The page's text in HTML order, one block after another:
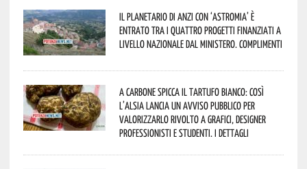
Il Planetario di Anzi con ‘Astromia’ è
entrato tra i quattro progetti finanziati a
livello nazionale dal Ministero. Complimenti
A Carbone spicca il tartufo bianco: così
l’Alsia lancia un avviso pubblico per
valorizzarlo rivolto a grafici, designer
professionisti e studenti. I dettagli